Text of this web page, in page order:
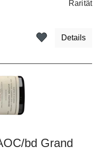
Rarität
Details
bd Grand